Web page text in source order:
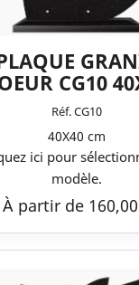
CG10
Réf. CG10
40X40 cm
ici pour
modèle.
À partir de